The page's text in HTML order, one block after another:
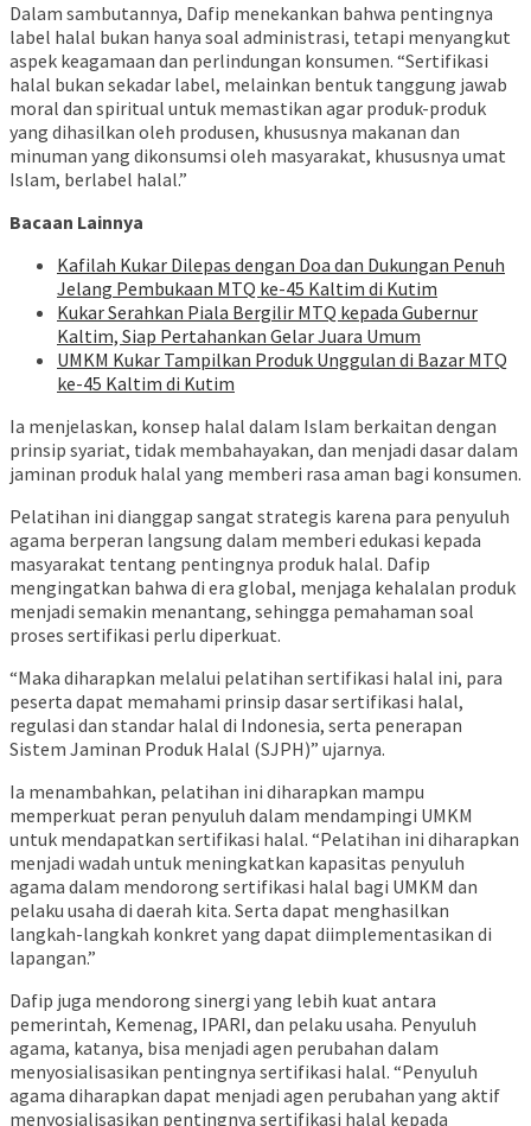
Dalam sambutannya, Dafip menekankan bahwa pentingnya
label halal bukan hanya soal administrasi, tetapi menyangkut
aspek keagamaan dan perlindungan konsumen. “Sertifikasi
halal bukan sekadar label, melainkan bentuk tanggung jawab
moral dan spiritual untuk memastikan agar produk-produk
yang dihasilkan oleh produsen, khususnya makanan dan
minuman yang dikonsumsi oleh masyarakat, khususnya umat
Islam, berlabel halal.”
Bacaan Lainnya
Kafilah Kukar Dilepas dengan Doa dan Dukungan Penuh
Jelang Pembukaan MTQ ke-45 Kaltim di Kutim
Kukar Serahkan Piala Bergilir MTQ kepada Gubernur
Kaltim, Siap Pertahankan Gelar Juara Umum
UMKM Kukar Tampilkan Produk Unggulan di Bazar MTQ
ke-45 Kaltim di Kutim
Ia menjelaskan, konsep halal dalam Islam berkaitan dengan
prinsip syariat, tidak membahayakan, dan menjadi dasar dalam
jaminan produk halal yang memberi rasa aman bagi konsumen.
Pelatihan ini dianggap sangat strategis karena para penyuluh
agama berperan langsung dalam memberi edukasi kepada
masyarakat tentang pentingnya produk halal. Dafip
mengingatkan bahwa di era global, menjaga kehalalan produk
menjadi semakin menantang, sehingga pemahaman soal
proses sertifikasi perlu diperkuat.
“Maka diharapkan melalui pelatihan sertifikasi halal ini, para
peserta dapat memahami prinsip dasar sertifikasi halal,
regulasi dan standar halal di Indonesia, serta penerapan
Sistem Jaminan Produk Halal (SJPH)” ujarnya.
Ia menambahkan, pelatihan ini diharapkan mampu
memperkuat peran penyuluh dalam mendampingi UMKM
untuk mendapatkan sertifikasi halal. “Pelatihan ini diharapkan
menjadi wadah untuk meningkatkan kapasitas penyuluh
agama dalam mendorong sertifikasi halal bagi UMKM dan
pelaku usaha di daerah kita. Serta dapat menghasilkan
langkah-langkah konkret yang dapat diimplementasikan di
lapangan.”
Dafip juga mendorong sinergi yang lebih kuat antara
pemerintah, Kemenag, IPARI, dan pelaku usaha. Penyuluh
agama, katanya, bisa menjadi agen perubahan dalam
menyosialisasikan pentingnya sertifikasi halal. “Penyuluh
agama diharapkan dapat menjadi agen perubahan yang aktif
menyosialisasikan pentingnya sertifikasi halal kepada